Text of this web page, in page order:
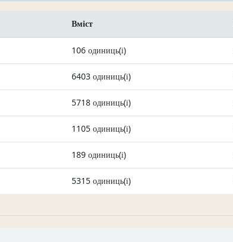
Вміст
106 одиниць(і)
6403 одиниць(і)
5718 одиниць(і)
1105 одиниць(і)
189 одиниць(і)
5315 одиниць(і)